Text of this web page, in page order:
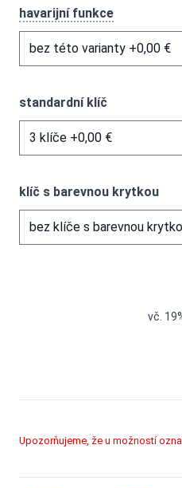
havarijní funkce
standardní klíč
klíč s barevnou krytkou
vč.
Upozorňujeme, že u možností